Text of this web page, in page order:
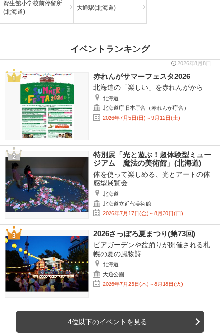
資生館小学校前停留所
(北海道)
大通駅(北海道)
イベントランキング
2026年8月8日
赤れんがサマーフェスタ2026
北海道の「楽しい」を赤れんがから
北海道
北海道庁旧本庁舎（赤れんが庁舎）
2026年7月5日(日)～9月12日(土)
特別展「光と遊ぶ！超体験型ミュー
ジアム 魔法の美術館」(北海道)
体を使って楽しめる、光とアートの体
感型展覧会
北海道
北海道立近代美術館
2026年7月17日(金)～8月30日(日)
2026さっぽろ夏まつり(第73回)
ビアガーデンや盆踊りが開催される札
幌の夏の風物詩
北海道
大通公園
2026年7月23日(木)～8月18日(火)
4位以下のイベントを見る